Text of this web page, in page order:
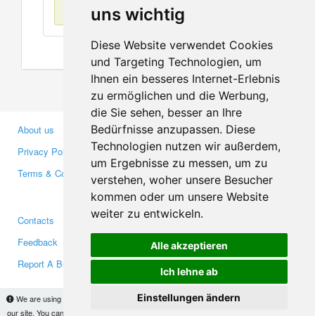
uns wichtig
Diese Website verwendet Cookies
und Targeting Technologien, um
Ihnen ein besseres Internet-Erlebnis
zu ermöglichen und die Werbung,
die Sie sehen, besser an Ihre
Bedürfnisse anzupassen. Diese
Technologien nutzen wir außerdem,
um Ergebnisse zu messen, um zu
verstehen, woher unsere Besucher
kommen oder um unsere Website
weiter zu entwickeln.
Alle akzeptieren
Ich lehne ab
Einstellungen ändern
We are using cookies to provide statistics that help us give you the best experience of
our site. You can find out more
No items found
About us
Privacy Policy
Terms & Conditions
Business Partners
Investors
Media
Contacts
Feedback
Report A Bug
Facebook
Twitter
YouTube
Google+